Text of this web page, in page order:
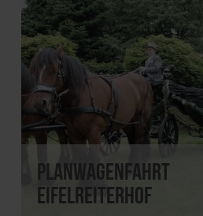
Planwagenfahrt
Eifelreiterhof